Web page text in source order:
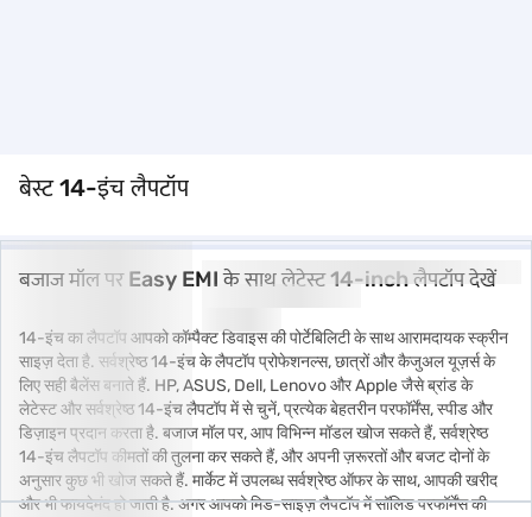
बेस्ट 14-इंच लैपटॉप
बजाज मॉल पर Easy EMI के साथ लेटेस्ट 14-inch लैपटॉप देखें
14-इंच का लैपटॉप आपको कॉम्पैक्ट डिवाइस की पोर्टेबिलिटी के साथ आरामदायक स्क्रीन
साइज़ देता है. सर्वश्रेष्ठ 14-इंच के लैपटॉप प्रोफेशनल्स, छात्रों और कैजुअल यूज़र्स के
लिए सही बैलेंस बनाते हैं. HP, ASUS, Dell, Lenovo और Apple जैसे ब्रांड के
लेटेस्ट और सर्वश्रेष्ठ 14-इंच लैपटॉप में से चुनें, प्रत्येक बेहतरीन परफॉर्मेंस, स्पीड और
डिज़ाइन प्रदान करता है. बजाज मॉल पर, आप विभिन्न मॉडल खोज सकते हैं, सर्वश्रेष्ठ
14-इंच लैपटॉप कीमतों की तुलना कर सकते हैं, और अपनी ज़रूरतों और बजट दोनों के
अनुसार कुछ भी खोज सकते हैं. मार्केट में उपलब्ध सर्वश्रेष्ठ ऑफर के साथ, आपकी खरीद
और भी फायदेमंद हो जाती है. अगर आपको मिड-साइज़ लैपटॉप में सॉलिड परफॉर्मेंस की